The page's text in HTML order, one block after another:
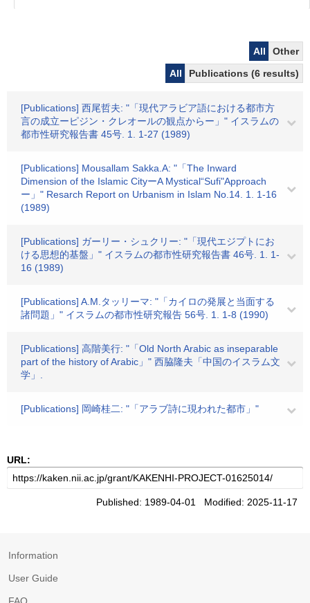
All
Other
All
Publications (6 results)
[Publications] 西尾哲夫: "「現代アラビア語における都市方
言の成立ーピジン・クレオールの観点からー」" イスラムの
都市性研究報告書 45号. 1. 1-27 (1989)
[Publications] Mousallam Sakka.A: "「The Inward
Dimension of the Islamic CityーA Mystical“Sufi"Approach
ー」" Resarch Report on Urbanism in Islam No.14. 1. 1-16
(1989)
[Publications] ガーリー・シュクリー: "「現代エジプトにお
ける思想的基盤」" イスラムの都市性研究報告書 46号. 1. 1-
16 (1989)
[Publications] A.M.タッリーマ: "「カイロの発展と当面する
諸問題」" イスラムの都市性研究報告 56号. 1. 1-8 (1990)
[Publications] 高階美行: "「Old North Arabic as inseparable
part of the history of Arabic」" 西脇隆夫「中国のイスラム文
学」.
[Publications] 岡崎桂二: "「アラブ詩に現われた都市」"
URL:
Published: 1989-04-01 Modified: 2025-11-17
Information
User Guide